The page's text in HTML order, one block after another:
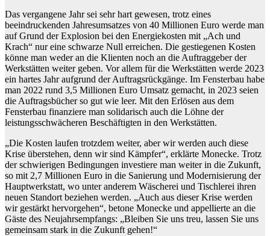
Das vergangene Jahr sei sehr hart gewesen, trotz eines
beeindruckenden Jahresumsatzes von 40 Millionen Euro werde man
auf Grund der Explosion bei den Energiekosten mit „Ach und
Krach“ nur eine schwarze Null erreichen. Die gestiegenen Kosten
könne man weder an die Klienten noch an die Auftraggeber der
Werkstätten weiter geben. Vor allem für die Werkstätten werde 2023
ein hartes Jahr aufgrund der Auftragsrückgänge. Im Fensterbau habe
man 2022 rund 3,5 Millionen Euro Umsatz gemacht, in 2023 seien
die Auftragsbücher so gut wie leer. Mit den Erlösen aus dem
Fensterbau finanziere man solidarisch auch die Löhne der
leistungsschwächeren Beschäftigten in den Werkstätten.
„Die Kosten laufen trotzdem weiter, aber wir werden auch diese
Krise überstehen, denn wir sind Kämpfer“, erklärte Monecke. Trotz
der schwierigen Bedingungen investiere man weiter in die Zukunft,
so mit 2,7 Millionen Euro in die Sanierung und Modernisierung der
Hauptwerkstatt, wo unter anderem Wäscherei und Tischlerei ihren
neuen Standort beziehen werden. „Auch aus dieser Krise werden
wir gestärkt hervorgehen“, betone Monecke und appellierte an die
Gäste des Neujahrsempfangs: „Bleiben Sie uns treu, lassen Sie uns
gemeinsam stark in die Zukunft gehen!“